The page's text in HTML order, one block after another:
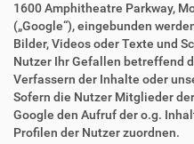
1600 Amphitheatre Parkway,
(„Google“), eingebunden
Bilder, Videos oder Texte und
Nutzer Ihr Gefallen betreffend
Verfassern der Inhalte oder
Sofern die Nutzer Mitglieder
Google den Aufruf der o.g.
Profilen der Nutzer zuordnen.